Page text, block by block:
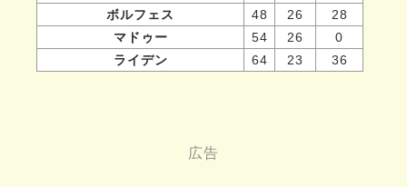
ボルフェス
48 26
28
マドゥー
54 26
0
ライデン
64 23 36